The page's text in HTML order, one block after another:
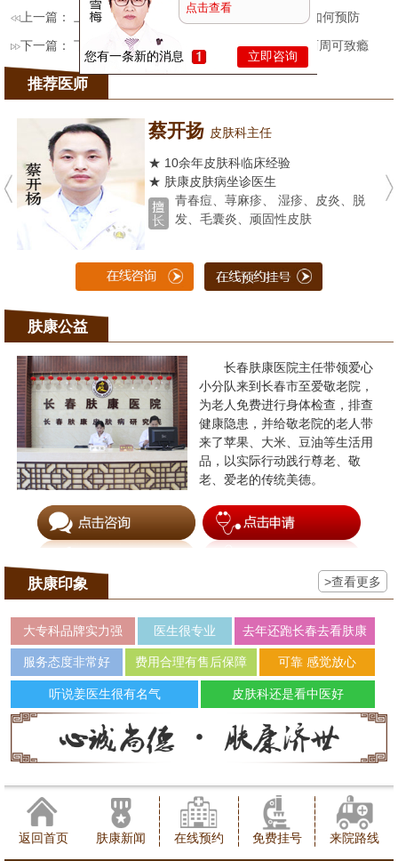
上一篇： 上一篇：夏季皮肤病来袭，肤康医院教大家如何预防
下一篇： 下一篇： 【央视曝光】面膜成“皮肤鸦片”，两周可致瘾
推荐医师
蔡开扬 皮肤科主任
★ 10余年皮肤科临床经验
★ 肤康皮肤病坐诊医生
青春痘、荨麻疹、 湿疹、皮炎、脱
发、毛囊炎、顽固性皮肤
肤康公益
长春肤康医院主任带领爱心
小分队来到长春市至爱敬老院，
为老人免费进行身体检查，排查
健康隐患，并给敬老院的老人带
来了苹果、大米、豆油等生活用
品，以实际行动践行尊老、敬
老、爱老的传统美德。
肤康印象 >查看更多
大专科品牌实力强 医生很专业 去年还跑长春去看肤康
服务态度非常好 费用合理有售后保障 可靠 感觉放心
听说姜医生很有名气 皮肤科还是看中医好
返回首页 肤康新闻 在线预约 免费挂号 来院路线
点击查看
您有一条新的消息 立即咨询